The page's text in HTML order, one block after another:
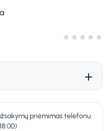
Įvertinimas 0
priėmimas telefonu